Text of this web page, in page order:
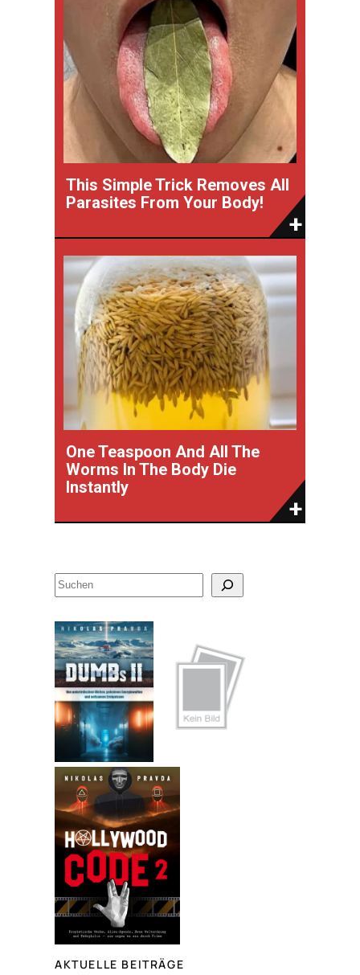
This Simple Trick Removes All
Parasites From Your Body!
One Teaspoon And All The
Worms In The Body Die
Instantly
S
u
c
h
e
n
AKTUELLE BEITRÄGE